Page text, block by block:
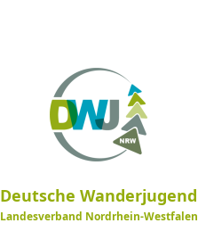
Deutsche Wanderjugend
Landesverband Nordrhein-Westfalen